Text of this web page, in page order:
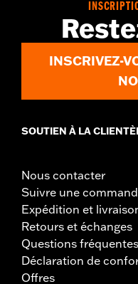
INSCRIVEZ-
SOUTIEN À LA
Nous contacter
Suivre une
Expédition et
Retours et échanges
Questions
Déclaration de
Offres